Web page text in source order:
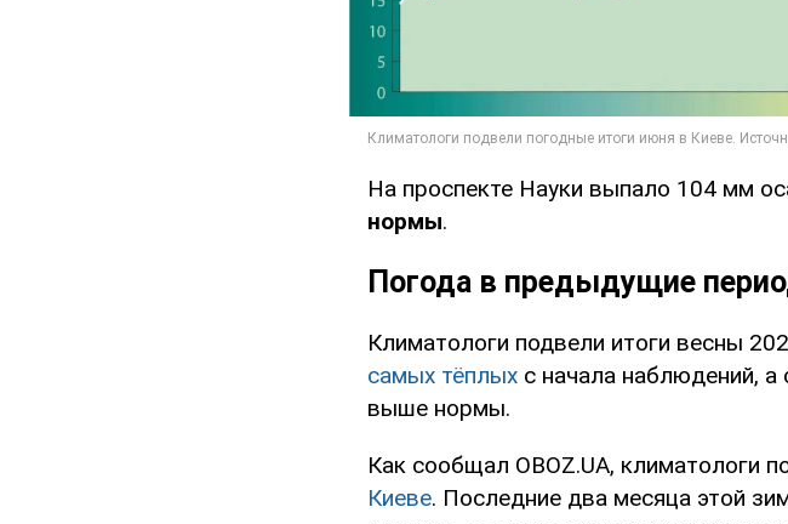
На проспекте Науки выпало 104 мм
нормы.
Погода в предыдущие
Климатологи подвели итоги весны
самых тёплых с начала наблюдений,
выше нормы.
Как сообщал OBOZ.UA, климатологи
Киеве. Последние два месяца этой